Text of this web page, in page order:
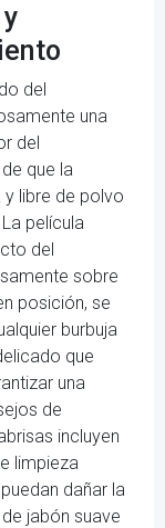
del
una
del
que la
libre de polvo
película
del
sobre
posición, se
burbuja
que
una
de
incluyen
limpieza
dañar la
jabón suave